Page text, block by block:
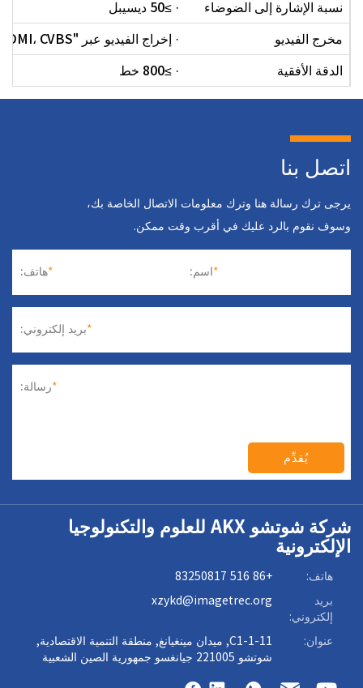
نسبة الإشارة إلى الضوضاء · ≥50 ديسيبل
مخرج الفيديو · إخراج الفيديو عبر "SDI، HDMI، CVBS"
الدقة الأفقية · ≥800 خط
اتصل بنا
يرجى ترك رسالة هنا وترك معلومات الاتصال الخاصة بك،
وسوف نقوم بالرد عليك في أقرب وقت ممكن.
* اسم: *هاتف:
*بريد إلكتروني:
*رسالة:
يُقدِّم
شركة شوتشو AKX للعلوم والتكنولوجيا
الإلكترونية
هاتف: +86 516 83250817
بريد
إلكتروني:
xzykd@imagetrec.org
عنوان:
C1-1-11, ميدان مينغيانغ, منطقة التنمية الاقتصادية,
شوتشو 221005 جيانغسو جمهورية الصين الشعبية